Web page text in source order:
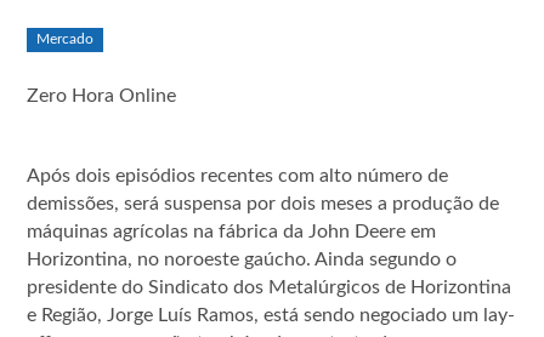
Mercado
Zero Hora Online
Após dois episódios recentes com alto número de
demissões, será suspensa por dois meses a produção de
máquinas agrícolas na fábrica da John Deere em
Horizontina, no noroeste gaúcho. Ainda segundo o
presidente do Sindicato dos Metalúrgicos de Horizontina
e Região, Jorge Luís Ramos, está sendo negociado um lay-